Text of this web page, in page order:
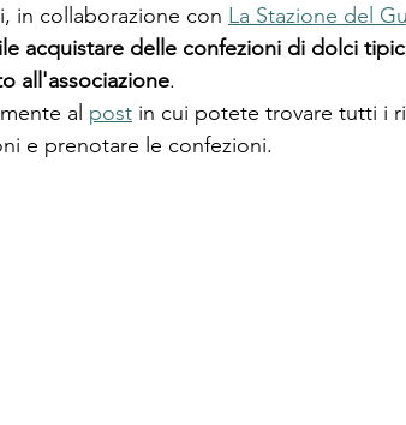
in collaborazione con La Stazione del
acquistare delle confezioni di dolci
all'associazione.
al post in cui potete trovare tutti i
e prenotare le confezioni.